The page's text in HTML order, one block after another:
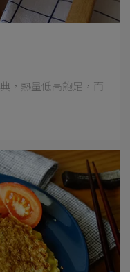
，熱量低高飽足，而